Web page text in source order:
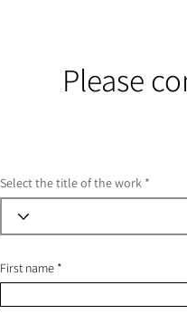
Please
Select the title of the work
First name